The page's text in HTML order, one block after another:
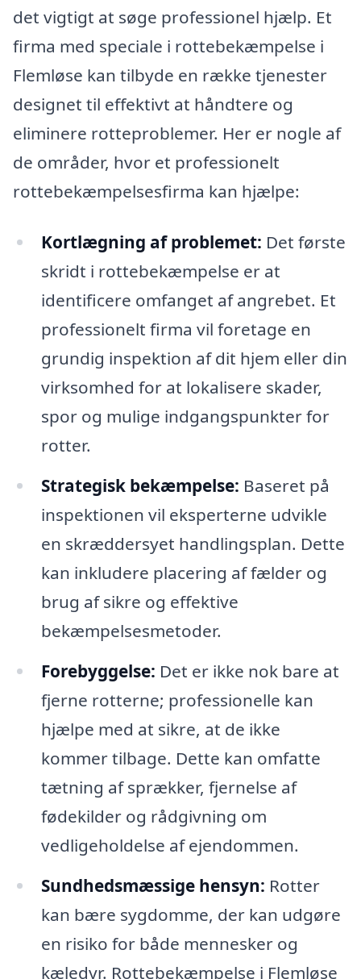
det vigtigt at søge professionel hjælp. Et
firma med speciale i rottebekæmpelse i
Flemløse kan tilbyde en række tjenester
designet til effektivt at håndtere og
eliminere rotteproblemer. Her er nogle af
de områder, hvor et professionelt
rottebekæmpelsesfirma kan hjælpe:
Kortlægning af problemet: Det første
skridt i rottebekæmpelse er at
identificere omfanget af angrebet. Et
professionelt firma vil foretage en
grundig inspektion af dit hjem eller din
virksomhed for at lokalisere skader,
spor og mulige indgangspunkter for
rotter.
Strategisk bekæmpelse: Baseret på
inspektionen vil eksperterne udvikle
en skræddersyet handlingsplan. Dette
kan inkludere placering af fælder og
brug af sikre og effektive
bekæmpelsesmetoder.
Forebyggelse: Det er ikke nok bare at
fjerne rotterne; professionelle kan
hjælpe med at sikre, at de ikke
kommer tilbage. Dette kan omfatte
tætning af sprækker, fjernelse af
fødekilder og rådgivning om
vedligeholdelse af ejendommen.
Sundhedsmæssige hensyn: Rotter
kan bære sygdomme, der kan udgøre
en risiko for både mennesker og
kæledyr. Rottebekæmpelse i Flemløse